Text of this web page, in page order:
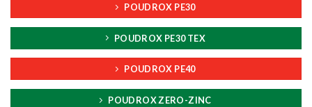
POUDROX PE30
POUDROX PE30 TEX
POUDROX PE40
POUDROX ZERO-ZINC